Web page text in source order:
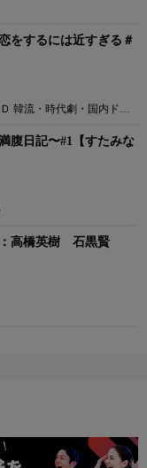
をするには近すぎる＃
韓流・時代劇・国内ドラ
腹日記〜#1【すたみな
高橋英樹 石黒賢